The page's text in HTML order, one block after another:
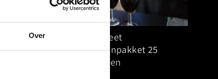
Over
Compleet
drankenpakket 25
personen